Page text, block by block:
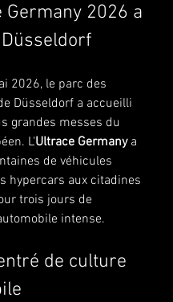
Germany 2026 a
2026, le parc des
Düsseldorf a accueilli
grandes messes du
L'Ultrace Germany a
de véhicules
hypercars aux citadines
trois jours de
intense.
de culture